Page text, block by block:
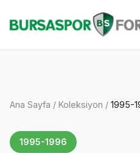
Ana Sayfa / Koleksiyon / 1995-
1995-1996